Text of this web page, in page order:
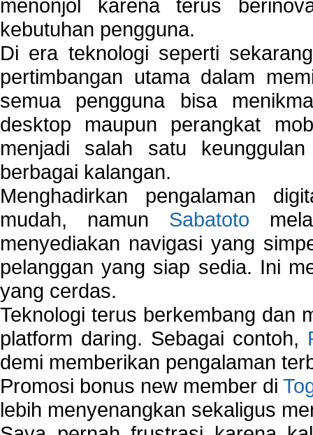
menonjol karena terus
kebutuhan pengguna.
Di era teknologi seperti
pertimbangan utama dalam
semua pengguna bisa
desktop maupun perangkat
menjadi salah satu
berbagai kalangan.
Menghadirkan pengalaman
mudah, namun Sabatoto
menyediakan navigasi yang
pelanggan yang siap sedia. Ini
yang cerdas.
Teknologi terus berkembang dan
platform daring. Sebagai contoh,
demi memberikan pengalaman
Promosi bonus new member di
lebih menyenangkan sekaligus